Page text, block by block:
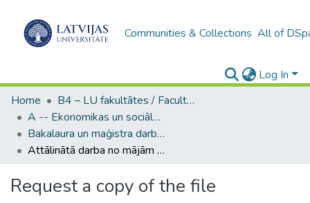
Communities & Collections All of
Log In
Home
B4 – LU fakultātes / Faculties of the UL
A -- Ekonomikas un sociālo zinātņu fakultāte / Faculty of Economics and Social Sciences
Bakalaura un maģistra darbi (ESZF) / Bachelor's and Master's theses
Attālinātā darba no mājām ietekme uz apmierinātību ar darbu informācijas tehnoloģiju iestādēs Rīgā
Request a copy of the file